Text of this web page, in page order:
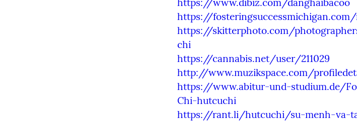
https://fosteringsuccessmichigan.com/
https://skitterphoto.com/
chi
https://cannabis.net/user/211029
http://www.muzikspace.com/
https://www.abitur-und-studium.de/
Chi-hutcuchi
https://rant.li/hutcuchi/su-menh-va-